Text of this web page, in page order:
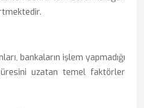
bankaların işlem yapmadığı
uzatan temel faktörler